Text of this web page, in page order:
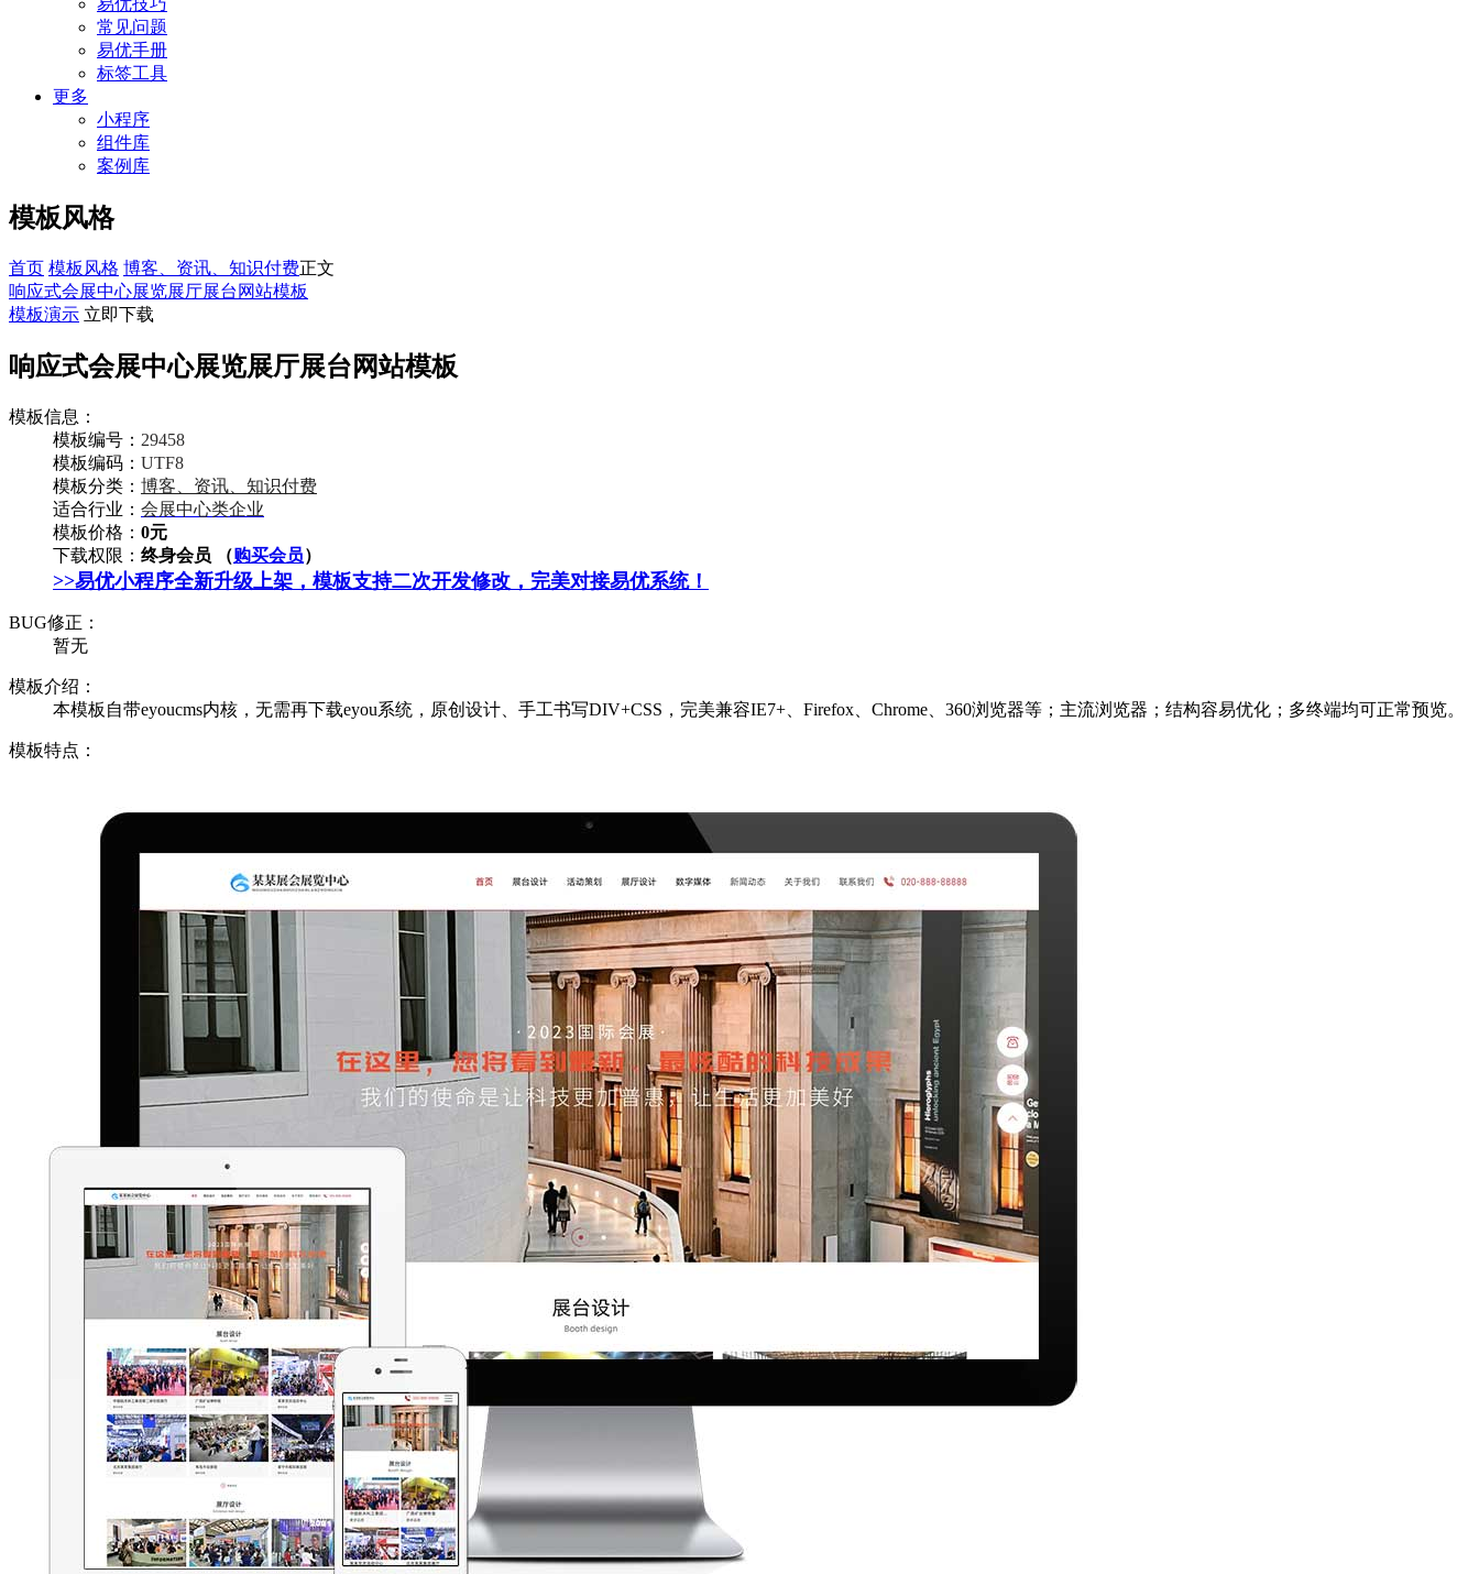
易优技巧
常见问题
易优手册
标签工具
更多
小程序
组件库
案例库
模板风格
首页 模板风格 博客、资讯、知识付费正文
响应式会展中心展览展厅展台网站模板
模板演示 立即下载
响应式会展中心展览展厅展台网站模板
模板信息：
模板编号： 29458
模板编码： UTF8
模板分类： 博客、资讯、知识付费
适合行业： 会展中心类企业
模板价格： 0元
下载权限： 终身会员 （购买会员）
>>易优小程序全新升级上架，模板支持二次开发修改，完美对接易优系统！
BUG修正：
暂无
模板介绍：
本模板自带eyoucms内核，无需再下载eyou系统，原创设计、手工书写DIV+CSS，完美兼容IE7+、Firefox、Chrome、360浏览器等；主流浏览器；结构容易优化；多终端均可正常预览。
模板特点：